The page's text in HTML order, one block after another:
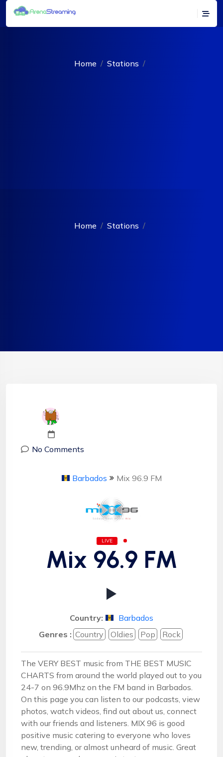
Home Stations
Home Stations
No Comments
Barbados Mix 96.9 FM
LIVE
Mix 96.9 FM
Country:
Barbados
Genres : Country Oldies Pop Rock
The VERY BEST music from THE BEST MUSIC
CHARTS from around the world played out to you
24-7 on 96.9Mhz on the FM band in Barbados.
On this page you can listen to our podcasts, view
photos, watch videos, find out about us, connect
with our friends and listeners. MIX 96 is good
positive music catering to everyone who loves
new, trending, or almost unheard of music. Great